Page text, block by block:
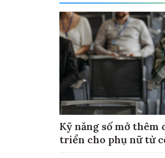
Kỹ năng số mở thêm
triển cho phụ nữ từ